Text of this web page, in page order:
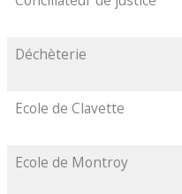
Déchèterie
Ecole de Clavette
Ecole de Montroy